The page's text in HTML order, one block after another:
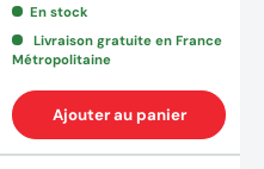
18V / 5,0 Ah : 26 h
/ 6,0 Ah : 32 h
: IP64
En stock
Livraison gratuite en France
Métropolitaine
Ajouter au panier